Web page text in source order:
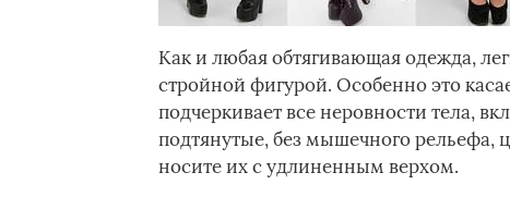
Как и любая обтягивающая одежда,
стройной фигурой. Особенно это
подчеркивает все неровности тела,
подтянутые, без мышечного
носите их с удлиненным верхом.